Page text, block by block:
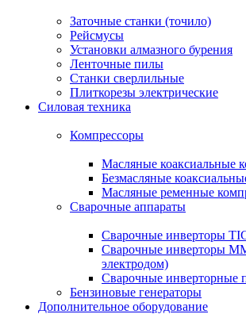
Заточные станки (точило)
Рейсмусы
Установки алмазного бурения
Ленточные пилы
Станки сверлильные
Плиткорезы электрические
Силовая техника
Компрессоры
Масляные коаксиальные
Безмасляные
Масляные ременные
Сварочные аппараты
Сварочные инверторы
Сварочные инверторы
электродом)
Сварочные инверторные
Бензиновые генераторы
Дополнительное оборудование